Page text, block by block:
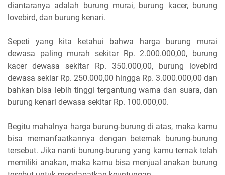
diantaranya adalah burung murai, burung kacer, burung
lovebird, dan burung kenari.
Sepeti yang kita ketahui bahwa harga burung murai
dewasa paling murah sekitar Rp. 2.000.000,00, burung
kacer dewasa sekitar Rp. 350.000,00, burung lovebird
dewasa sekiar Rp. 250.000,00 hingga Rp. 3.000.000,00 dan
bahkan bisa lebih tinggi tergantung warna dan suara, dan
burung kenari dewasa sekitar Rp. 100.000,00.
Begitu mahalnya harga burung-burung di atas, maka kamu
bisa memanfaatkannya dengan beternak burung-burung
tersebut. Jika nanti burung-burung yang kamu ternak telah
memiliki anakan, maka kamu bisa menjual anakan burung